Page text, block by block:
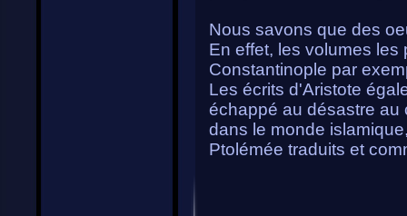
Nous savons que des
En effet, les volumes
Constantinople par
Les écrits d'Aristote
échappé au désastre au
dans le monde
Ptolémée traduits et